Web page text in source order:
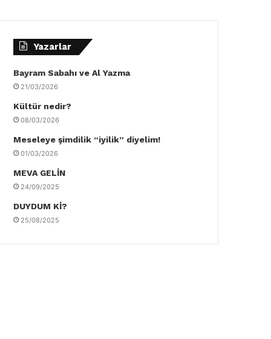
Yazarlar
Bayram Sabahı ve Al Yazma
21/03/2026
Kültür nedir?
08/03/2026
Meseleye şimdilik “iyilik” diyelim!
01/03/2026
MEVA GELİN
24/09/2025
DUYDUM Kİ?
25/08/2025